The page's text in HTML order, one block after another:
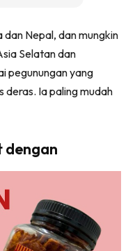
dan Nepal, dan mungkin
Selatan dan
pegunungan yang
deras. Ia paling mudah
dengan